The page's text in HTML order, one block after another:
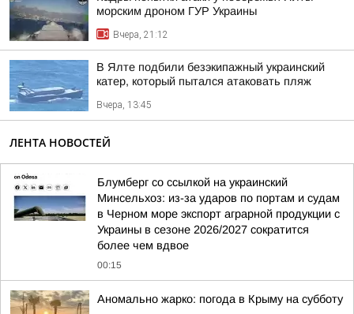
морским дроном ГУР Украины
Вчера, 21:12
В Ялте подбили безэкипажный украинский
катер, который пытался атаковать пляж
Вчера, 13:45
ЛЕНТА НОВОСТЕЙ
Блумберг со ссылкой на украинский
Минсельхоз: из-за ударов по портам и судам
в Черном море экспорт аграрной продукции с
Украины в сезоне 2026/2027 сократится
более чем вдвое
00:15
Аномально жарко: погода в Крыму на субботу